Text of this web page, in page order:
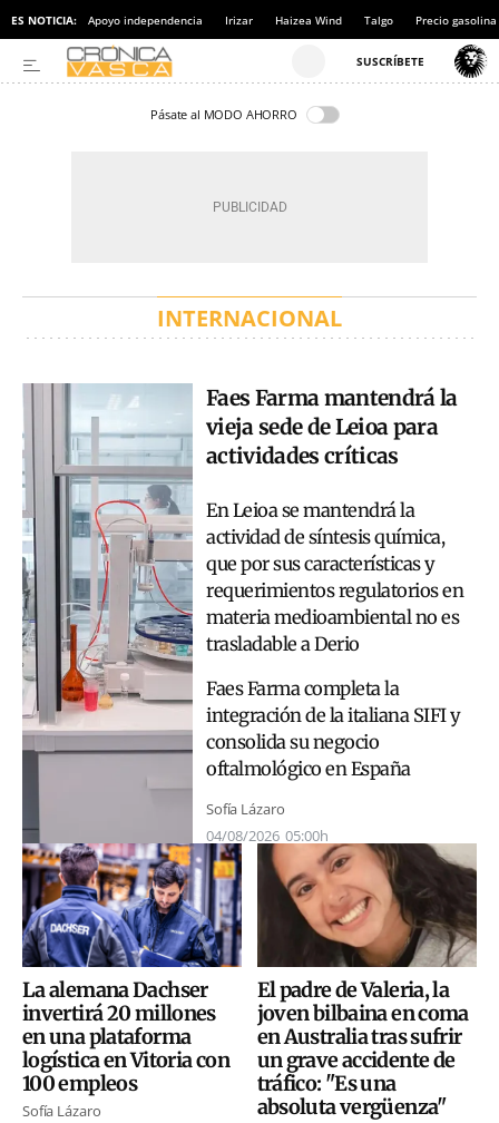
ES NOTICIA: Apoyo independencia Irizar Haizea Wind Talgo Precio gasolina
Pásate al MODO AHORRO
INTERNACIONAL
Faes Farma mantendrá la
vieja sede de Leioa para
actividades críticas
En Leioa se mantendrá la
actividad de síntesis química,
que por sus características y
requerimientos regulatorios en
materia medioambiental no es
trasladable a Derio
Faes Farma completa la
integración de la italiana SIFI y
consolida su negocio
oftalmológico en España
Sofía Lázaro
04/08/2026 05:00h
La alemana Dachser
invertirá 20 millones
en una plataforma
logística en Vitoria con
100 empleos
Sofía Lázaro
El padre de Valeria, la
joven bilbaina en coma
en Australia tras sufrir
un grave accidente de
tráfico: "Es una
absoluta vergüenza"